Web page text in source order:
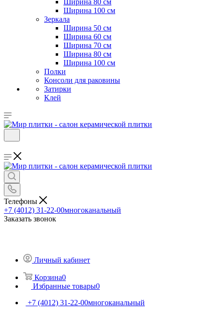
Ширина 80 см
Ширина 100 см
Зеркала
Ширина 50 см
Ширина 60 см
Ширина 70 см
Ширина 80 см
Ширина 100 см
Полки
Консоли для раковины
Затирки
Клей
Телефоны
+7 (4012) 31-22-00многоканальный
Заказать звонок
Личный кабинет
Корзина0
Избранные товары0
+7 (4012) 31-22-00многоканальный